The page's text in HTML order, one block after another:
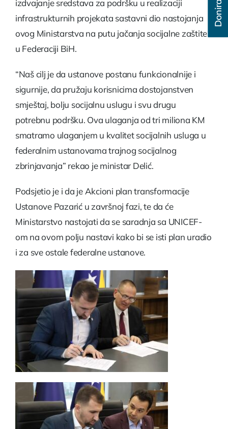
izdvajanje sredstava za podršku u realizaciji
infrastrukturnih projekata sastavni dio nastojanja
ovog Ministarstva na putu jačanja socijalne zaštite
u Federaciji BiH.
“Naš cilj je da ustanove postanu funkcionalnije i
sigurnije, da pružaju korisnicima dostojanstven
smještaj, bolju socijalnu uslugu i svu drugu
potrebnu podršku. Ova ulaganja od tri miliona KM
smatramo ulaganjem u kvalitet socijalnih usluga u
federalnim ustanovama trajnog socijalnog
zbrinjavanja” rekao je ministar Delić.
Podsjetio je i da je Akcioni plan transformacije
Ustanove Pazarić u završnoj fazi, te da će
Ministarstvo nastojati da se saradnja sa UNICEF-
om na ovom polju nastavi kako bi se isti plan uradio
i za sve ostale federalne ustanove.